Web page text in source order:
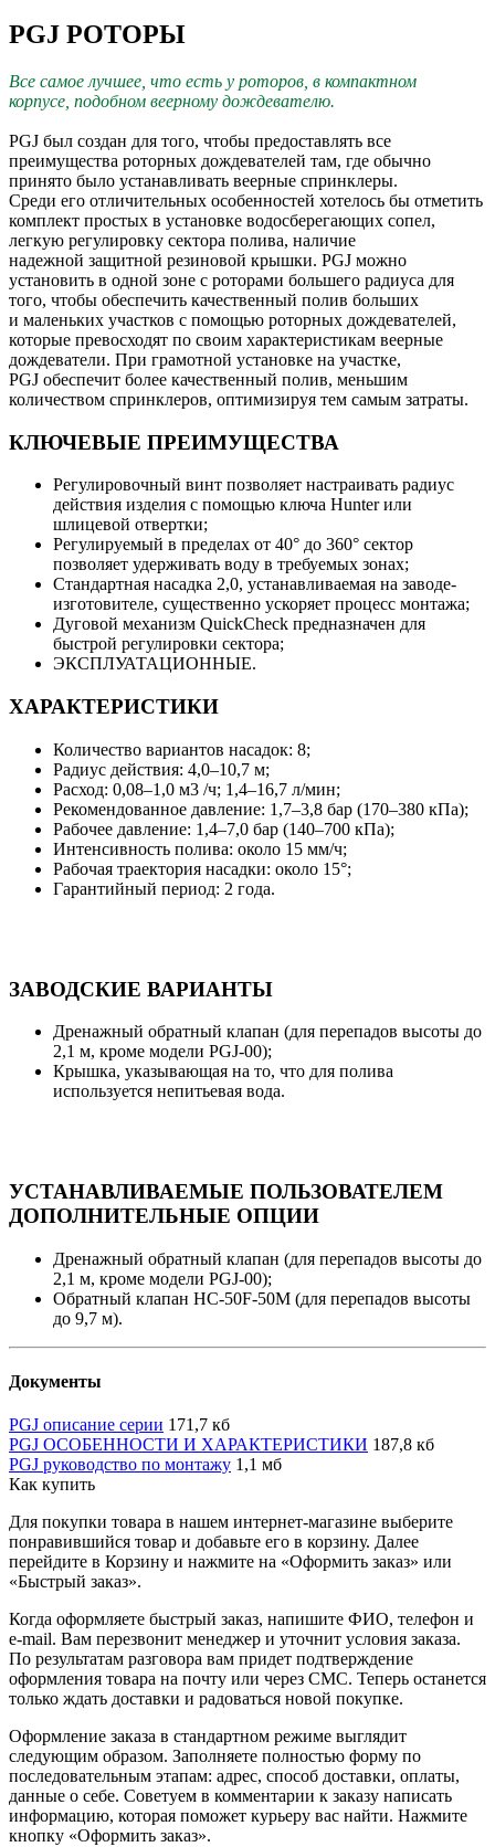
PGJ РОТОРЫ
Все самое лучшее, что есть y роторов, в компактном
корпусе, подобном веерному дождевателю.
PGJ был создан для того, чтобы предоставлять все
преимущества роторных дождевателей там, где обычно
принято было устанавливать веерные спринклеры.
Среди его отличительных особенностей хотелось бы отметить
комплект простых в установке водосберегающих сопел,
легкую регулировку сектора полива, наличие
надежной защитной резиновой крышки. PGJ можно
установить в одной зоне с роторами большего радиуса для
того, чтобы обеспечить качественный полив больших
и маленьких участков с помощью роторных дождевателей,
которые превосходят по своим характеристикам веерные
дождеватели. При грамотной установке на участке,
PGJ обеспечит более качественный полив, меньшим
количеством спринклеров, оптимизируя тем самым затраты.
КЛЮЧЕВЫЕ ПРЕИМУЩЕСТВА
Регулировочный винт позволяет настраивать радиус
действия изделия с помощью ключа Hunter или
шлицевой отвертки;
Регулируемый в пределах от 40° до 360° сектор
позволяет удерживать воду в требуемых зонах;
Стандартная насадка 2,0, устанавливаемая на заводе-
изготовителе, существенно ускоряет процесс монтажа;
Дуговой механизм QuickCheck предназначен для
быстрой регулировки сектора;
ЭКСПЛУАТАЦИОННЫЕ.
ХАРАКТЕРИСТИКИ
Количество вариантов насадок: 8;
Радиус действия: 4,0–10,7 м;
Расход: 0,08–1,0 м3 /ч; 1,4–16,7 л/мин;
Рекомендованное давление: 1,7–3,8 бар (170–380 кПа);
Рабочее давление: 1,4–7,0 бар (140–700 кПа);
Интенсивность полива: около 15 мм/ч;
Рабочая траектория насадки: около 15°;
Гарантийный период: 2 года.
ЗАВОДСКИЕ ВАРИАНТЫ
Дренажный обратный клапан (для перепадов высоты до
2,1 м, кроме модели PGJ-00);
Крышка, указывающая на то, что для полива
используется непитьевая вода.
УСТАНАВЛИВАЕМЫЕ ПОЛЬЗОВАТЕЛЕМ
ДОПОЛНИТЕЛЬНЫЕ ОПЦИИ
Дренажный обратный клапан (для перепадов высоты до
2,1 м, кроме модели PGJ-00);
Обратный клапан HC-50F-50M (для перепадов высоты
до 9,7 м).
Документы
PGJ описание серии 171,7 кб
PGJ ОСОБЕННОСТИ И ХАРАКТЕРИСТИКИ 187,8 кб
PGJ руководство по монтажу 1,1 мб
Как купить
Для покупки товара в нашем интернет-магазине выберите
понравившийся товар и добавьте его в корзину. Далее
перейдите в Корзину и нажмите на «Оформить заказ» или
«Быстрый заказ».
Когда оформляете быстрый заказ, напишите ФИО, телефон и
e-mail. Вам перезвонит менеджер и уточнит условия заказа.
По результатам разговора вам придет подтверждение
оформления товара на почту или через СМС. Теперь останется
только ждать доставки и радоваться новой покупке.
Оформление заказа в стандартном режиме выглядит
следующим образом. Заполняете полностью форму по
последовательным этапам: адрес, способ доставки, оплаты,
данные о себе. Советуем в комментарии к заказу написать
информацию, которая поможет курьеру вас найти. Нажмите
кнопку «Оформить заказ».